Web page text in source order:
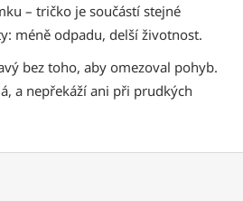
– tričko je součástí stejné
méně odpadu, delší životnost.
bez toho, aby omezoval pohyb.
a nepřekáží ani při prudkých